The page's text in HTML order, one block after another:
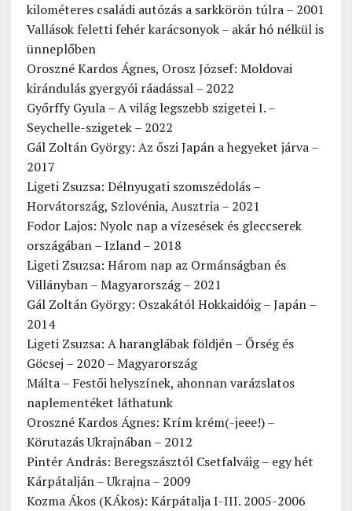
kilométeres családi autózás a sarkkörön túlra – 2001
Vallások feletti fehér karácsonyok – akár hó nélkül is
ünneplőben
Oroszné Kardos Ágnes, Orosz József: Moldovai
kirándulás gyergyói ráadással – 2022
Győrffy Gyula – A világ legszebb szigetei I. –
Seychelle-szigetek – 2022
Gál Zoltán György: Az őszi Japán a hegyeket járva –
2017
Ligeti Zsuzsa: Délnyugati szomszédolás –
Horvátország, Szlovénia, Ausztria – 2021
Fodor Lajos: Nyolc nap a vízesések és gleccserek
országában – Izland – 2018
Ligeti Zsuzsa: Három nap az Ormánságban és
Villányban – Magyarország – 2021
Gál Zoltán György: Oszakától Hokkaidóig – Japán –
2014
Ligeti Zsuzsa: A haranglábak földjén – Őrség és
Göcsej – 2020 – Magyarország
Málta – Festői helyszínek, ahonnan varázslatos
naplementéket láthatunk
Oroszné Kardos Ágnes: Krím krém(-jeee!) –
Körutazás Ukrajnában – 2012
Pintér András: Beregszásztól Csetfalváig – egy hét
Kárpátalján – Ukrajna – 2009
Kozma Ákos (KÁkos): Kárpátalja I-III. 2005-2006